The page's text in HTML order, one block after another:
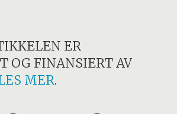
ER
OG FINANSIERT AV
MER.